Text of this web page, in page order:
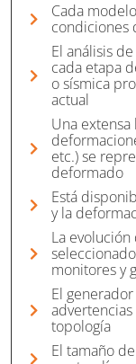
Cada
condiciones
El análisis
cada etapa
o sísmica
actual
Una extensa
etc.) se
deformado
Está
y la
La
monitores y
El
topología
El tamaño